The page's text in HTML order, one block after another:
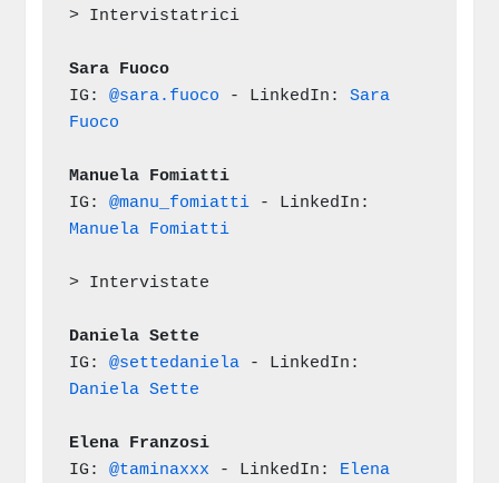
> Intervistatrici
Sara Fuoco
IG: @sara.fuoco - LinkedIn: Sara
Fuoco
Manuela Fomiatti
IG: @manu_fomiatti
Manuela Fomiatti
> Intervistate
Daniela Sette
IG: @settedaniela
Daniela Sette
Elena Franzosi
IG: @taminaxxx - LinkedIn: Elena